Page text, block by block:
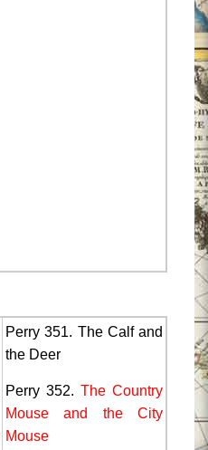
Perry 351. The Calf and
the Deer
Perry 352. The Country
Mouse and the City
Mouse